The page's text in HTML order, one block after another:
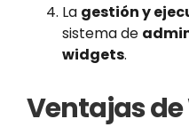
La gestión y
sistema de
widgets.
Ventajas